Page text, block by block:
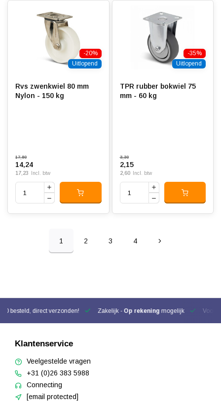
-20%
Uitlopend
Rvs zwenkwiel 80 mm
Nylon - 150 kg
17,80
14,24
17,23 Incl. btw
-35%
Uitlopend
TPR rubber bokwiel 75
mm - 60 kg
3,30
2,15
2,60 Incl. btw
1 2 3 4
besteld, direct verzonden! Zakelijk - Op rekening mogelijk Voor
Klantenservice
Veelgestelde vragen
+31 (0)26 383 5988
Connecting
[email protected]